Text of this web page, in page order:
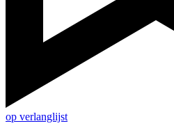
op verlanglijst